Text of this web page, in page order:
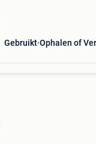
Gebruikt Ophalen of